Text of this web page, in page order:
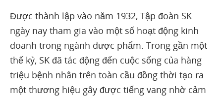
Được thành lập vào năm 1932, Tập đoàn SK
ngày nay tham gia vào một số hoạt động kinh
doanh trong ngành dược phẩm. Trong gần một
thế kỷ, SK đã tác động đến cuộc sống của hàng
triệu bệnh nhân trên toàn cầu đồng thời tạo ra
một thương hiệu gây được tiếng vang nhờ cảm